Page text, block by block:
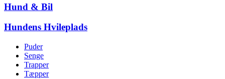
Hund & Bil
Hundens Hvileplads
Puder
Senge
Trapper
Tæpper